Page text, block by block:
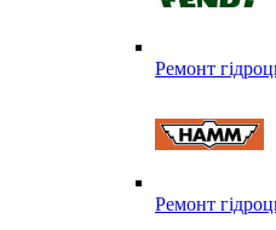
Ремонт
Ремонт